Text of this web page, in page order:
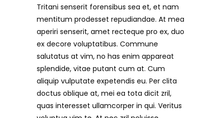
Tritani senserit forensibus sea et, et nam
mentitum prodesset repudiandae. At mea
aperiri senserit, amet recteque pro ex, duo
ex decore voluptatibus. Commune
salutatus at vim, no has enim appareat
splendide, vitae putant cum at. Cum
aliquip vulputate expetendis eu. Per clita
doctus oblique at, mei ea tota dicit zril,
quas interesset ullamcorper in qui. Veritus